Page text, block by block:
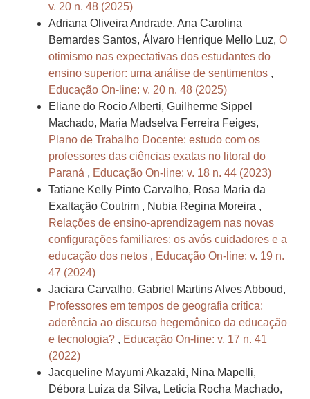
v. 20 n. 48 (2025)
Adriana Oliveira Andrade, Ana Carolina
Bernardes Santos, Álvaro Henrique Mello Luz, O
otimismo nas expectativas dos estudantes do
ensino superior: uma análise de sentimentos ,
Educação On-line: v. 20 n. 48 (2025)
Eliane do Rocio Alberti, Guilherme Sippel
Machado, Maria Madselva Ferreira Feiges,
Plano de Trabalho Docente: estudo com os
professores das ciências exatas no litoral do
Paraná , Educação On-line: v. 18 n. 44 (2023)
Tatiane Kelly Pinto Carvalho, Rosa Maria da
Exaltação Coutrim , Nubia Regina Moreira ,
Relações de ensino-aprendizagem nas novas
configurações familiares: os avós cuidadores e a
educação dos netos , Educação On-line: v. 19 n.
47 (2024)
Jaciara Carvalho, Gabriel Martins Alves Abboud,
Professores em tempos de geografia crítica:
aderência ao discurso hegemônico da educação
e tecnologia? , Educação On-line: v. 17 n. 41
(2022)
Jacqueline Mayumi Akazaki, Nina Mapelli,
Débora Luiza da Silva, Leticia Rocha Machado,